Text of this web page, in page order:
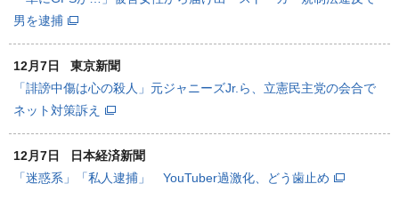
男を逮捕
12月7日
東京新聞
「誹謗中傷は心の殺人」元ジャニーズJr.ら、立憲民主党の会合で
ネット対策訴え
12月7日
日本経済新聞
「迷惑系」「私人逮捕」 YouTuber過激化、どう歯止め